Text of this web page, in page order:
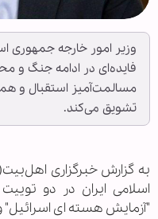
وزیر امور خارجه جمهوری
فایده‌ای در ادامه جنگ و
مسالمت‌آمیز استقبال و
تشویق می‌کند.
به گزارش خبرگزاری
اسلامی ایران در دو
"آزمایش هسته ای